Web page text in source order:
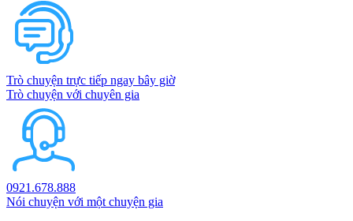
Trò chuyện trực tiếp ngay bây giờ
Trò chuyện với chuyên gia
0921.678.888
Nói chuyện với một chuyện gia